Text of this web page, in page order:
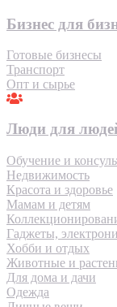
Бизнес для
Готовые бизнесы
Транспорт
Опт и сырье
Люди для
Обучение и
Недвижимость
Красота и здоровье
Мамам и детям
Гаджеты,
Хобби и отдых
Животные и
Для дома и дачи
Одежда